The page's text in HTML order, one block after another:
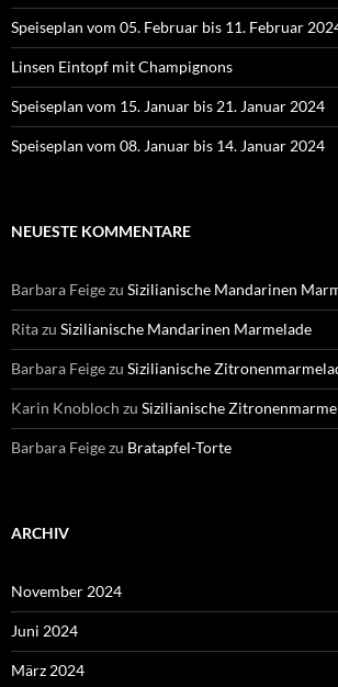
Speiseplan vom 05. Februar bis 11. Februar
Linsen Eintopf mit Champignons
Speiseplan vom 15. Januar bis 21. Januar 2024
Speiseplan vom 08. Januar bis 14. Januar 2024
NEUESTE KOMMENTARE
Barbara Feigezu Sizilianische Mandarinen
Ritazu Sizilianische Mandarinen Marmelade
Barbara Feigezu Sizilianische
Karin Knobloch zu Sizilianische
Barbara Feigezu Bratapfel-Torte
ARCHIV
November 2024
Juni 2024
März 2024